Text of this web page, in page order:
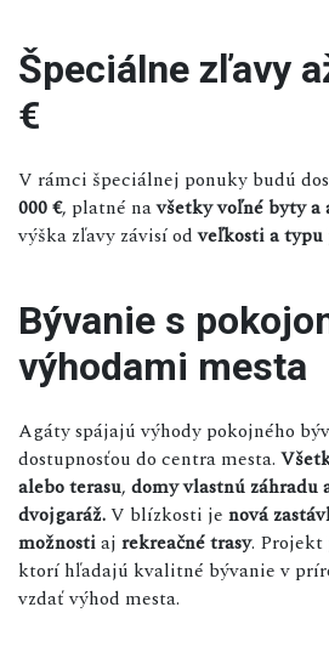
Špeciálne zľavy
€
V rámci špeciálnej ponuky budú
000 €, platné navšetky voľné byty a
výška zľavy závisí odveľkosti a
Bývanie s
výhodami mesta
Agáty spájajú výhody pokojného
dostupnosťou do centra mesta.
alebo terasu, domy vlastnú záhradu
dvojgaráž.V blízkosti je nová
možnostiaj rekreačné trasy.
ktorí hľadajú kvalitné bývanie v
vzdať výhod mesta.